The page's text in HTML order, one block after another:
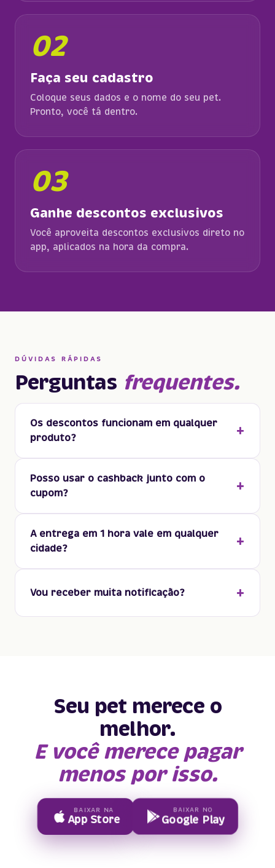
02
Faça seu cadastro
Coloque seus dados e o nome do seu pet.
Pronto, você tá dentro.
03
Ganhe descontos exclusivos
Você aproveita descontos exclusivos direto no
app, aplicados na hora da compra.
DÚVIDAS RÁPIDAS
Perguntas frequentes.
Os descontos funcionam em qualquer
produto?
Posso usar o cashback junto com o
cupom?
A entrega em 1 hora vale em qualquer
cidade?
Vou receber muita notificação?
Seu pet merece o
melhor.
E você merece pagar
menos por isso.
BAIXAR NA
App Store
BAIXAR NO
Google Play